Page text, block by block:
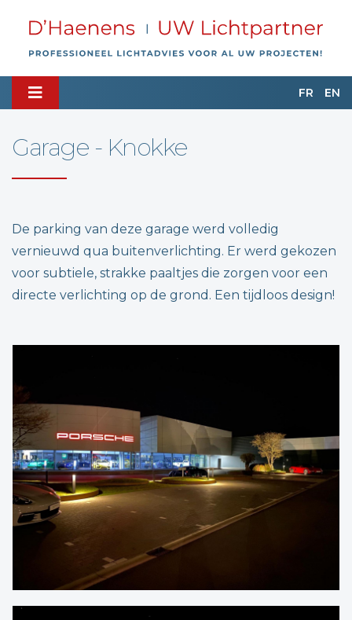
FR EN
Garage - Knokke
De parking van deze garage werd volledig
vernieuwd qua buitenverlichting. Er werd gekozen
voor subtiele, strakke paaltjes die zorgen voor een
directe verlichting op de grond. Een tijdloos design!